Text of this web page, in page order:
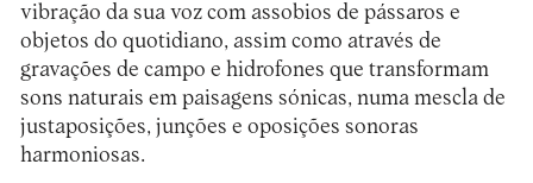
vibração da sua voz com assobios de pássaros e
objetos do quotidiano, assim como através de
gravações de campo e hidrofones que transformam
sons naturais em paisagens sónicas, numa mescla de
justaposições, junções e oposições sonoras
harmoniosas.